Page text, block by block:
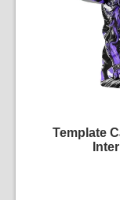
Template